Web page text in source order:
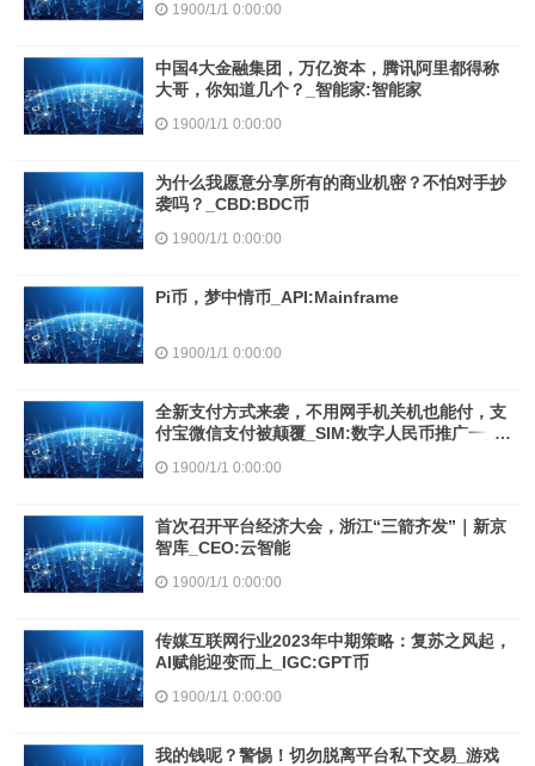
1900/1/1 0:00:00
中国4大金融集团，万亿资本，腾讯阿里都得称
大哥，你知道几个？_智能家:智能家
1900/1/1 0:00:00
为什么我愿意分享所有的商业机密？不怕对手抄
袭吗？_CBD:BDC币
1900/1/1 0:00:00
Pi币，梦中情币_API:Mainframe
1900/1/1 0:00:00
全新支付方式来袭，不用网手机关机也能付，支
付宝微信支付被颠覆_SIM:数字人民币推广一天
1900/1/1 0:00:00
首次召开平台经济大会，浙江“三箭齐发”｜新京
智库_CEO:云智能
1900/1/1 0:00:00
传媒互联网行业2023年中期策略：复苏之风起，
AI赋能迎变而上_IGC:GPT币
1900/1/1 0:00:00
我的钱呢？警惕！切勿脱离平台私下交易_游戏